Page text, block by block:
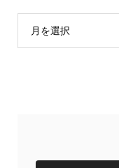
月を選択